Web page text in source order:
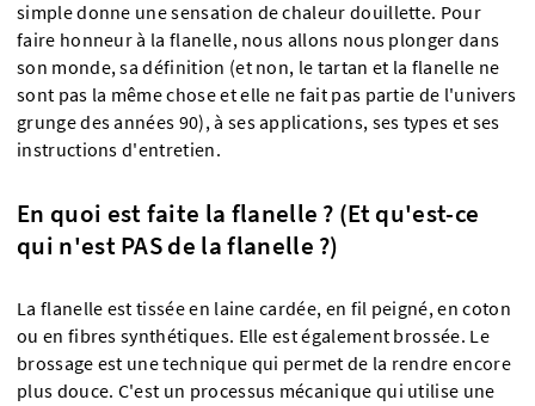
simple donne une sensation de chaleur douillette. Pour
faire honneur à la flanelle, nous allons nous plonger dans
son monde, sa définition (et non, le tartan et la flanelle ne
sont pas la même chose et elle ne fait pas partie de l'univers
grunge des années 90), à ses applications, ses types et ses
instructions d'entretien.
En quoi est faite la flanelle ? (Et qu'est-ce
qui n'est PAS de la flanelle ?)
La flanelle est tissée en laine cardée, en fil peigné, en coton
ou en fibres synthétiques. Elle est également brossée. Le
brossage est une technique qui permet de la rendre encore
plus douce. C'est un processus mécanique qui utilise une